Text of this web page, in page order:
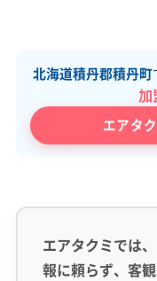
北海道積丹郡積丹町
加
エアタ
エアタクミでは
報に頼らず、客